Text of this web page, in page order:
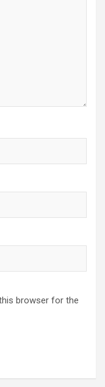
browser for the